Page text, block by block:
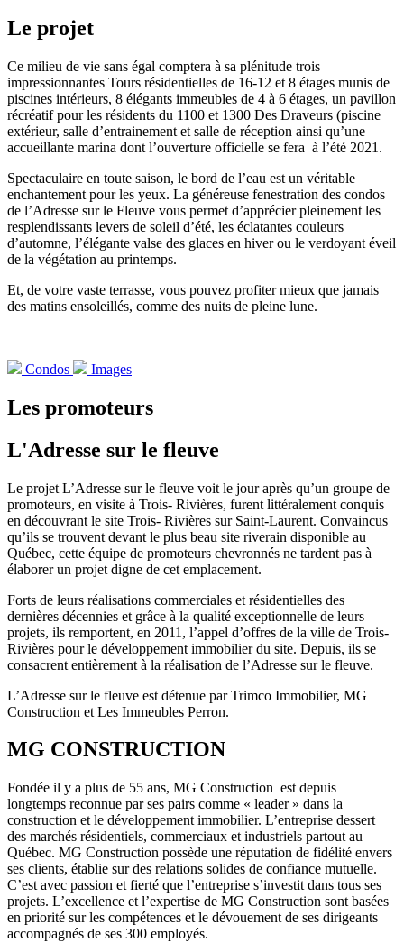
Le projet
Ce milieu de vie sans égal comptera à sa plénitude trois
impressionnantes Tours résidentielles de 16-12 et 8 étages munis de
piscines intérieurs, 8 élégants immeubles de 4 à 6 étages, un pavillon
récréatif pour les résidents du 1100 et 1300 Des Draveurs (piscine
extérieur, salle d’entrainement et salle de réception ainsi qu’une
accueillante marina dont l’ouverture officielle se fera à l’été 2021.
Spectaculaire en toute saison, le bord de l’eau est un véritable
enchantement pour les yeux. La généreuse fenestration des condos
de l’Adresse sur le Fleuve vous permet d’apprécier pleinement les
resplendissants levers de soleil d’été, les éclatantes couleurs
d’automne, l’élégante valse des glaces en hiver ou le verdoyant éveil
de la végétation au printemps.
Et, de votre vaste terrasse, vous pouvez profiter mieux que jamais
des matins ensoleillés, comme des nuits de pleine lune.
Condos Images
Les promoteurs
L'Adresse sur le fleuve
Le projet L’Adresse sur le fleuve voit le jour après qu’un groupe de
promoteurs, en visite à Trois- Rivières, furent littéralement conquis
en découvrant le site Trois- Rivières sur Saint-Laurent. Convaincus
qu’ils se trouvent devant le plus beau site riverain disponible au
Québec, cette équipe de promoteurs chevronnés ne tardent pas à
élaborer un projet digne de cet emplacement.
Forts de leurs réalisations commerciales et résidentielles des
dernières décennies et grâce à la qualité exceptionnelle de leurs
projets, ils remportent, en 2011, l’appel d’offres de la ville de Trois-
Rivières pour le développement immobilier du site. Depuis, ils se
consacrent entièrement à la réalisation de l’Adresse sur le fleuve.
L’Adresse sur le fleuve est détenue par Trimco Immobilier, MG
Construction et Les Immeubles Perron.
MG CONSTRUCTION
Fondée il y a plus de 55 ans, MG Construction est depuis
longtemps reconnue par ses pairs comme « leader » dans la
construction et le développement immobilier. L’entreprise dessert
des marchés résidentiels, commerciaux et industriels partout au
Québec. MG Construction possède une réputation de fidélité envers
ses clients, établie sur des relations solides de confiance mutuelle.
C’est avec passion et fierté que l’entreprise s’investit dans tous ses
projets. L’excellence et l’expertise de MG Construction sont basées
en priorité sur les compétences et le dévouement de ses dirigeants
accompagnés de ses 300 employés.